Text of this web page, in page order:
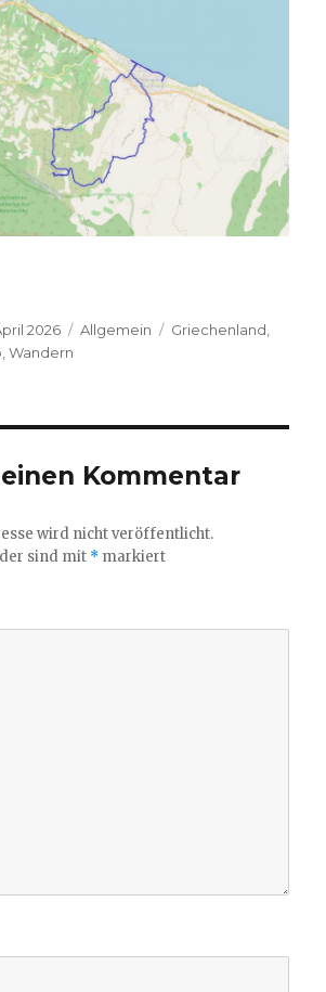
2026 Kategorien
Allgemein Schlagwörter
Griechenland
,Wandern
Kommentar
wird nicht veröffentlicht.
sind mit * markiert